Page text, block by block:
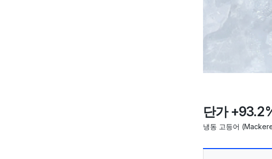
단가
냉동 고등어